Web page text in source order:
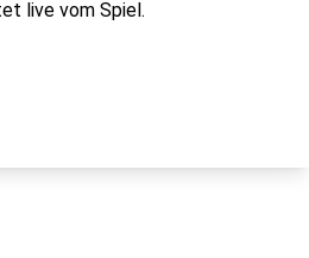
live vom Spiel.